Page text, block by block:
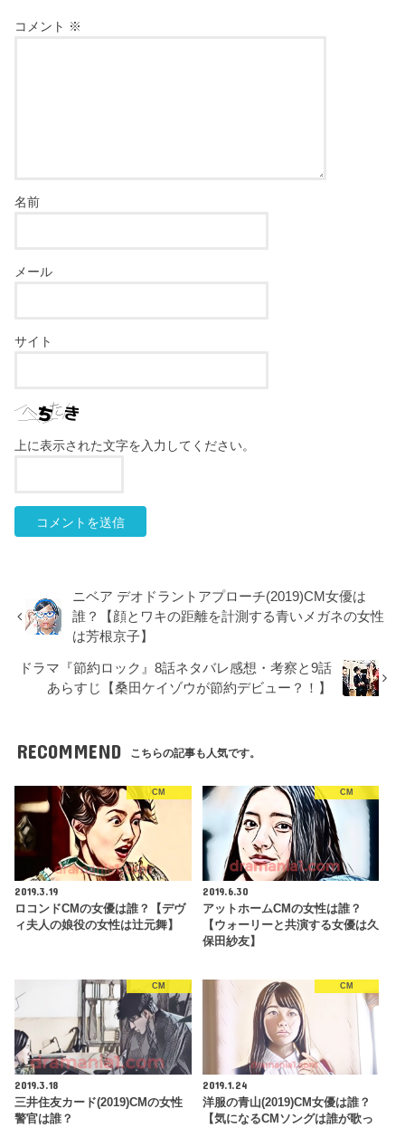
コメント ※
名前
メール
サイト
上に表示された文字を入力してください。
ニベア デオドラントアプローチ(2019)CM女優は
誰？【顔とワキの距離を計測する青いメガネの女性
は芳根京子】
ドラマ『節約ロック』8話ネタバレ感想・考察と9話
あらすじ【桑田ケイゾウが節約デビュー？！】
RECOMMEND こちらの記事も人気です。
CM
2019.3.19
ロコンドCMの女優は誰？【デヴ
ィ夫人の娘役の女性は辻元舞】
CM
2019.6.30
アットホームCMの女性は誰？
【ウォーリーと共演する女優は久
保田紗友】
CM
2019.3.18
三井住友カード(2019)CMの女性
警官は誰？
CM
2019.1.24
洋服の青山(2019)CM女優は誰？
【気になるCMソングは誰が歌っ